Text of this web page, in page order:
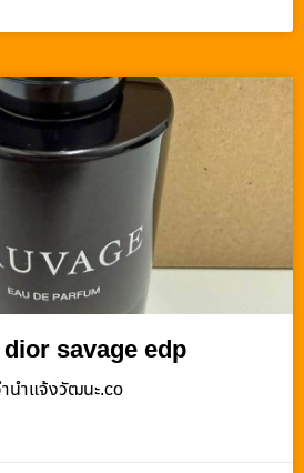
savage edp
นําแจ้งวัฒนะ.co